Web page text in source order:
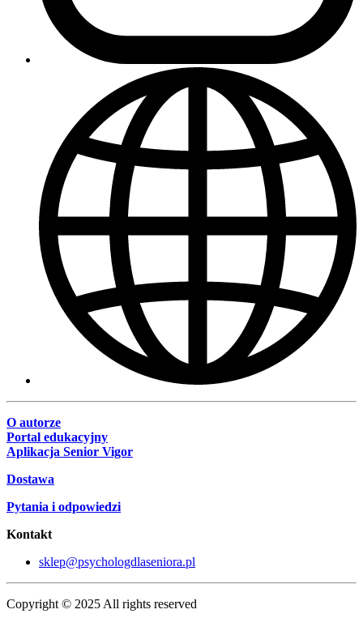
O autorze
Portal edukacyjny
Aplikacja Senior Vigor
Dostawa
Pytania i odpowiedzi
Kontakt
sklep@psychologdlaseniora.pl
Copyright © 2025 All rights reserved